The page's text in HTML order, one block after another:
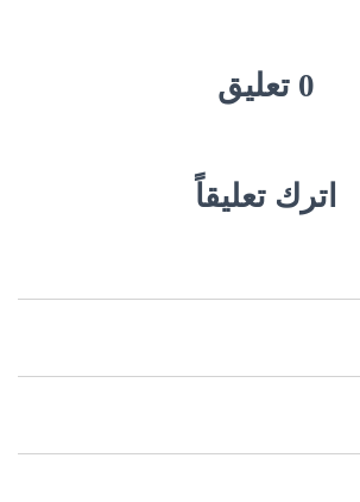
0 تعليق
اترك تعليقاً